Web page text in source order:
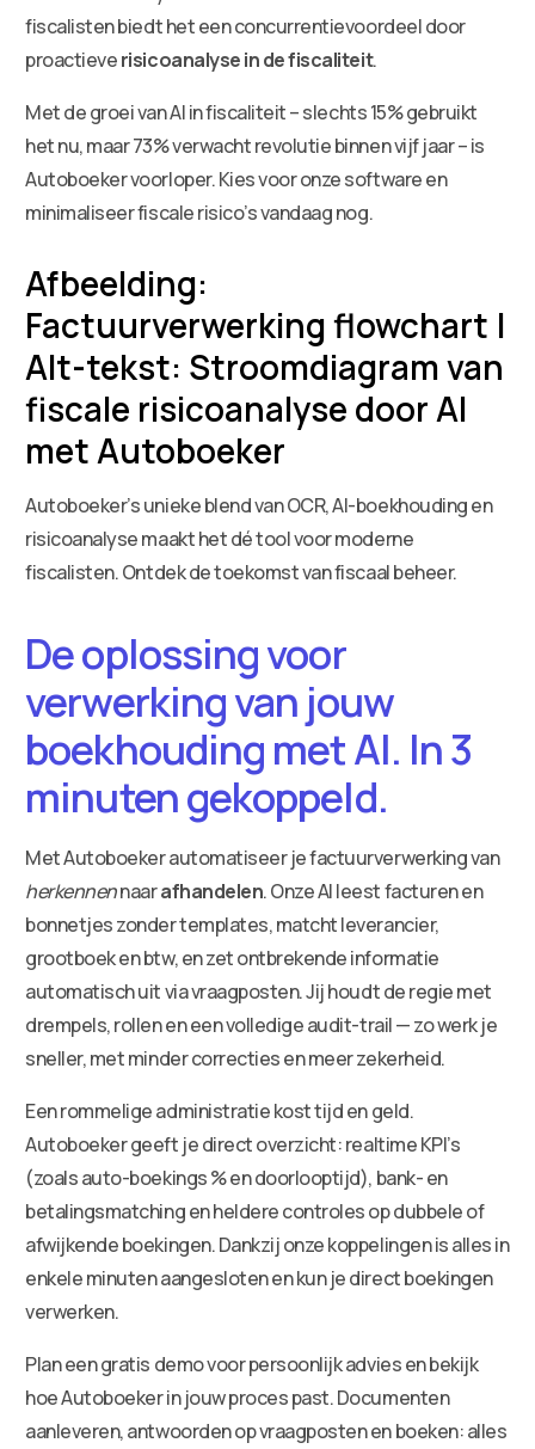
fiscalisten biedt het een concurrentievoordeel door
proactieverisicoanalyse in de fiscaliteit.
Met de groei van AI in fiscaliteit – slechts 15% gebruikt
het nu, maar 73% verwacht revolutie binnen vijf jaar – is
Autoboeker voorloper. Kies voor onze software en
minimaliseer fiscale risico’s vandaag nog.
Afbeelding:
Factuurverwerking flowchart |
Alt-tekst: Stroomdiagram van
fiscale risicoanalyse door AI
met Autoboeker
Autoboeker’s unieke blend van OCR, AI-boekhouding en
risicoanalyse maakt het dé tool voor moderne
fiscalisten. Ontdek de toekomst van fiscaal beheer.
De oplossing voor
verwerking van jouw
boekhouding met AI. In 3
minuten gekoppeld.
Met Autoboeker automatiseer je factuurverwerking van
herkennennaarafhandelen. Onze AI leest facturen en
bonnetjes zonder templates, matcht leverancier,
grootboek en btw, en zet ontbrekende informatie
automatisch uit via vraagposten. Jij houdt de regie met
drempels, rollen en een volledige audit-trail — zo werk je
sneller, met minder correcties en meer zekerheid.
Een rommelige administratie kost tijd en geld.
Autoboeker geeft je direct overzicht: realtime KPI’s
(zoals auto-boekings % en doorlooptijd), bank- en
betalingsmatching en heldere controles op dubbele of
afwijkende boekingen. Dankzij onze koppelingen is alles in
enkele minuten aangesloten en kun je direct boekingen
verwerken.
Plan een gratis demo voor persoonlijk advies en bekijk
hoe Autoboeker in jouw proces past. Documenten
aanleveren, antwoorden op vraagposten en boeken: alles